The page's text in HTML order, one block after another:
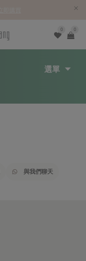
0 0
選單
與我們聊天